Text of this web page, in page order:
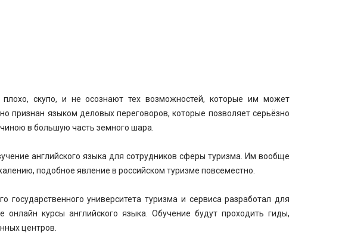
скупо, и не осознают тех возможностей, которые им может
признан языком деловых переговоров, которые позволяет серьёзно
в большую часть земного шара.
английского языка для сотрудников сферы туризма. Им вообще
подобное явление в российском туризме повсеместно.
государственного университета туризма и сервиса разработал для
онлайн курсы английского языка. Обучение будут проходить гиды,
центров.